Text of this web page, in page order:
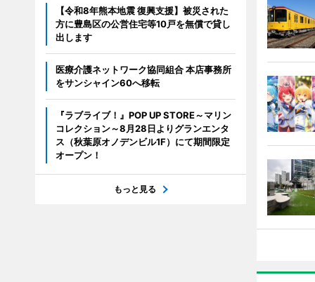
【令和8年熊本地震 復興支援】被災された
方に豊島区の公営住宅等10戸を無償で貸し
出します
医療介護ネットワーク協同組合 本店事務所
をサンシャイン60へ移転
『ラブライブ！』POP UP STORE～マリン
コレクション～8月28日よりグランエンタ
ス（秋葉原オノデンビル1F）にて期間限定
オープン！
もっと見る